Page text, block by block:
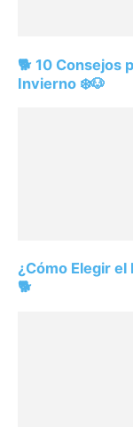
🐕 10 Consejos
Invierno ❄️🐶
¿Cómo Elegir
🐕